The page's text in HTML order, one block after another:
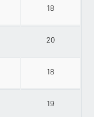
18
20
18
19